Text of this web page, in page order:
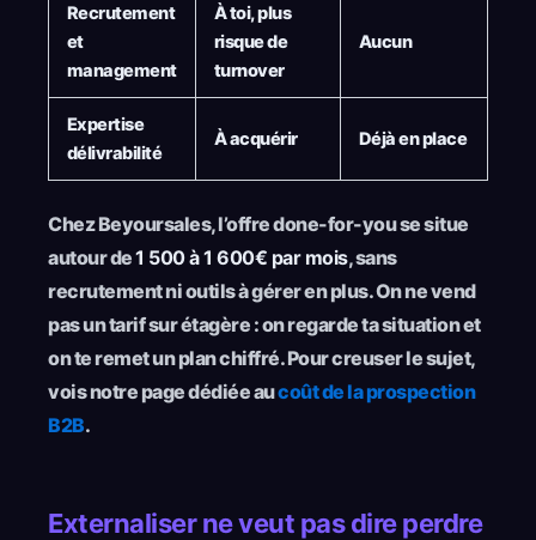
Recrutement
et
management
À toi, plus
risque de
turnover
Aucun
Expertise
délivrabilité
À acquérir Déjà en place
Chez Beyoursales, l’offre done-for-you se situe
autour de1 500 à 1 600€ par mois, sans
recrutement ni outils à gérer en plus. On ne vend
pas un tarif sur étagère : on regarde ta situation et
on te remet un plan chiffré. Pour creuser le sujet,
vois notre page dédiée aucoût de la prospection
B2B.
Externaliser ne veut pas dire perdre